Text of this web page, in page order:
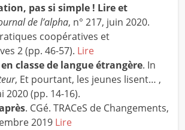
pas si simple ! Lire et
de l’alpha, n° 217, juin 2020.
coopératives et
2 (pp. 46-57). Lire
classe de langue étrangère. In
, Et pourtant, les jeunes lisent… ,
2020 (pp. 14-16).
. CGé. TRACeS de Changements,
2019 Lire